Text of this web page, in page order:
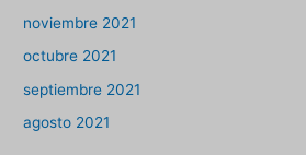
noviembre 2021
octubre 2021
septiembre 2021
agosto 2021